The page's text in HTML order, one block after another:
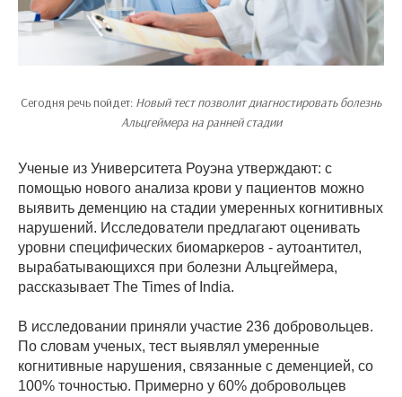
Сегодня речь пойдет: Новый тест позволит диагностировать болезнь
Альцгеймера на ранней стадии
Ученые из Университета Роуэна утверждают: с
помощью нового анализа крови у пациентов можно
выявить деменцию на стадии умеренных когнитивных
нарушений. Исследователи предлагают оценивать
уровни специфических биомаркеров - аутоантител,
вырабатывающихся при болезни Альцгеймера,
рассказывает The Times of India.
В исследовании приняли участие 236 добровольцев.
По словам ученых, тест выявлял умеренные
когнитивные нарушения, связанные с деменцией, со
100% точностью. Примерно у 60% добровольцев